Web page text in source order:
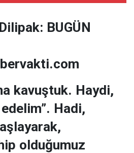
BUGÜN
kavuştuk. Haydi,
Hadi,
olduğumuz